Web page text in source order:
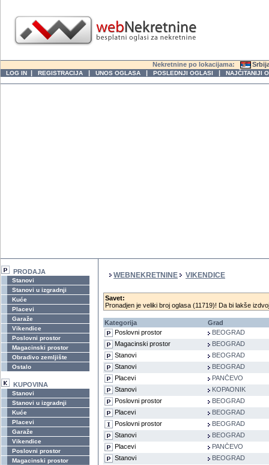
Nekretnine po lokacijama:
LOG IN | REGISTRACIJA | UNOS OGLASA | POSLEDNJI OGLASI | NAJČITANIJI
PRODAJA
Stanovi
Stanovi u izgradnji
Kuće
Placevi
Garaže
Vikendice
Poslovni prostor
Magacinski prostor
Obradivo zemljište
Ostalo
KUPOVINA
Stanovi
Stanovi u izgradnji
Kuće
Placevi
Garaže
Vikendice
Poslovni prostor
Magacinski prostor
WEBNEKRETNINE VIKENDICE
Savet:
Pronadjen je veliki broj oglasa (11719)! Da bi lakše
Kategorija
Grad
Poslovni prostor
BEOGRAD
Magacinski prostor
BEOGRAD
Stanovi
BEOGRAD
Stanovi
BEOGRAD
Placevi
PANČEVO
Stanovi
KOPAONIK
Poslovni prostor
BEOGRAD
Placevi
BEOGRAD
Poslovni prostor
BEOGRAD
Stanovi
BEOGRAD
Placevi
PANČEVO
Stanovi
BEOGRAD